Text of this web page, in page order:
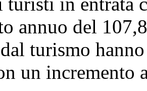
annuo del
turismo
un incremento